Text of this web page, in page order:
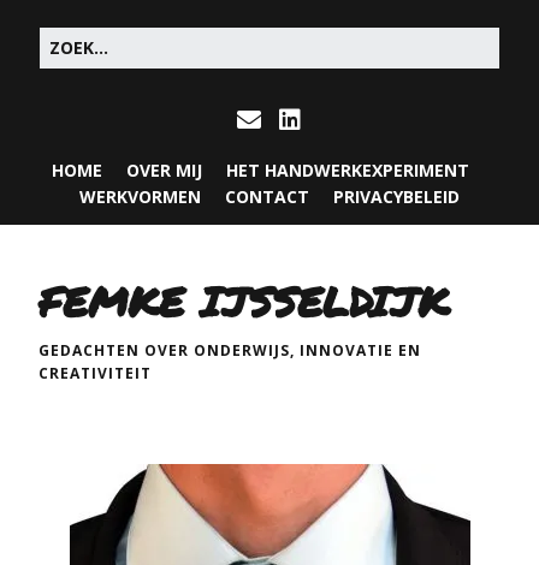
HOME OVER MIJ
HET HANDWERKEXPERIMENT
WERKVORMEN
CONTACT PRIVACYBELEID
FEMKE IJSSELDIJK
GEDACHTEN OVER ONDERWIJS, INNOVATIE EN
CREATIVITEIT